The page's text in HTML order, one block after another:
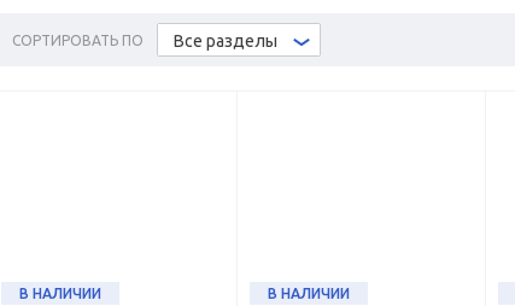
СОРТИРОВАТЬ ПО Все разделы
В НАЛИЧИИ В НАЛИЧИИ